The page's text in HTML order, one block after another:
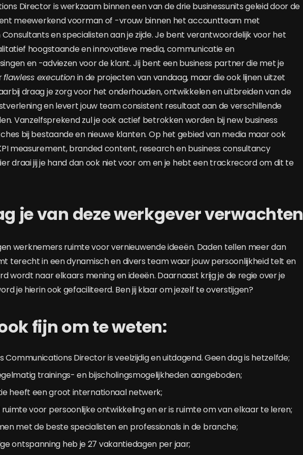
Director is werkzaam binnen een van de drie businessunits geleid door de
meewerkend voorman of -vrouw binnen het accountteam met
en specialisten aan je zijde. Je bent verantwoordelijk voor het
hoogstaande en innovatieve media, communicatie en
en -adviezen voor de klant. Jij bent een business partner die met je
flawless executionin de projecten van vandaag, maar die ook lijnen uitzet
draag je zorg voor het onderhouden, ontwikkelen en uitbreiden van de
en levert jouw team consistent resultaat aan de verschillende
Vanzelfsprekend zul je ook actief betrokken worden bij new business
bij bestaande en nieuwe klanten. Op het gebied van media maar ook
measurement, branded content, research en business consultancy
draai jij je hand dan ook niet voor om en je hebt een trackrecord om dit te
je van deze werkgever verwachten
werknemers ruimte voor vernieuwende ideeën. Daden tellen meer dan
terecht in een dynamisch en divers team waar jouw persoonlijkheid telt en
wordt naar elkaars mening en ideeën. Daarnaast krijg je de regie over je
je hierin ook gefaciliteerd. Ben jij klaar om jezelf te overstijgen?
fijn om te weten:
Communications Director is veelzijdig en uitdagend. Geen dag is hetzelfde;
trainings- en bijscholingsmogelijkheden aangeboden;
heeft een groot internationaal netwerk;
voor persoonlijke ontwikkeling en er is ruimte om van elkaar te leren;
met de beste specialisten en professionals in de branche;
ontspanning heb je 27 vakantiedagen per jaar;